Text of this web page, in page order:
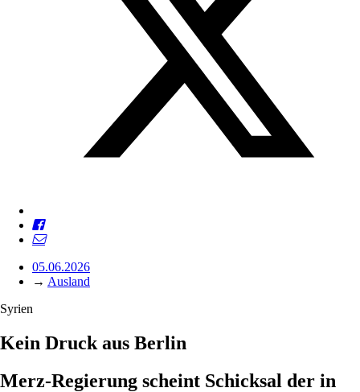
05.06.2026
→ Ausland
Syrien
Kein Druck aus Berlin
Merz-Regierung scheint Schicksal der in